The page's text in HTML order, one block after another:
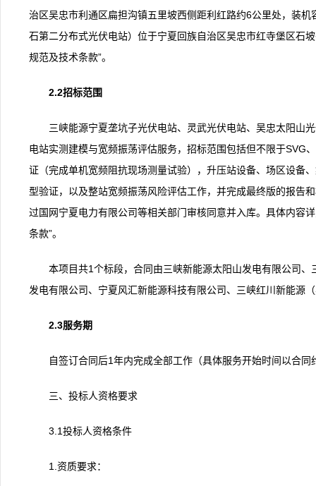
治区吴忠市利通区扁担沟镇五里坡西侧距利红路约6公里处，装
石第二分布式光伏电站）位于宁夏回族自治区吴忠市红寺堡区石
规范及技术条款”。
2.2招标范围
三峡能源宁夏垄坑子光伏电站、灵武光伏电站、吴忠太阳山
电站实测建模与宽频振荡评估服务，招标范围包括但不限于SVG
证（完成单机宽频阻抗现场测量试验），升压站设备、场区设备
型验证，以及整站宽频振荡风险评估工作，并完成最终版的报告
过国网宁夏电力有限公司等相关部门审核同意并入库。具体内容
条款”。
本项目共1个标段，合同由三峡新能源太阳山发电有限公司
发电有限公司、宁夏风汇新能源科技有限公司、三峡红川新能源
2.3服务期
自签订合同后1年内完成全部工作（具体服务开始时间以合同
三、投标人资格要求
3.1投标人资格条件
1.资质要求：